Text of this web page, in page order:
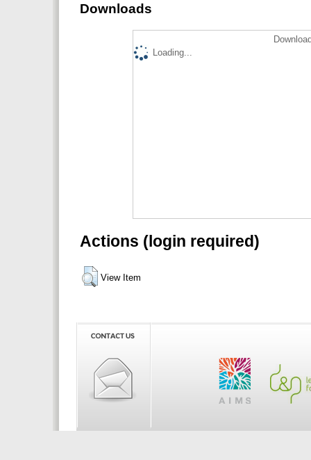
Downloads
Loading...
Actions (login required)
View Item